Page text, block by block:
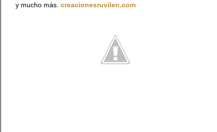
y mucho más. creacionesruvilen.com